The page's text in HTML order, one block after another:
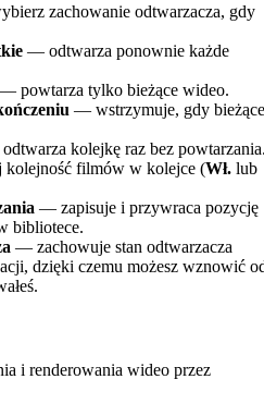
zachowanie odtwarzacza, gdy
— odtwarza ponownie każde
— powtarza tylko bieżące wideo.
— wstrzymuje, gdy bieżące
kolejkę raz bez
filmów w kolejce (Wł. lub
— zapisuje i przywraca pozycję
bibliotece.
— zachowuje stan odtwarzacza
dzięki czemu możesz wznowić
i renderowania wideo przez